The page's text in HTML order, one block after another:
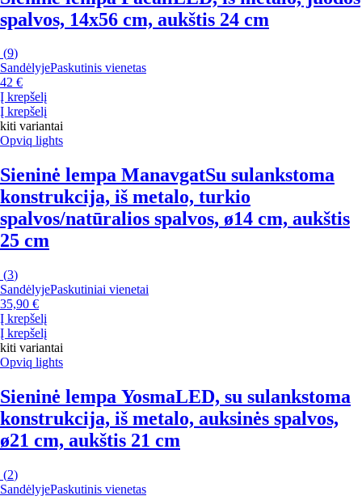
spalvos, 14x56 cm, aukštis 24 cm
(9)
SandėlyjePaskutinis vienetas
42 €
Į krepšelį
Į krepšelį
kiti variantai
Opviq lights
Sieninė lempa ManavgatSu sulankstoma
konstrukcija, iš metalo, turkio
spalvos/natūralios spalvos, ø14 cm, aukštis
25 cm
(3)
SandėlyjePaskutiniai vienetai
35,90 €
Į krepšelį
Į krepšelį
kiti variantai
Opviq lights
Sieninė lempa YosmaLED, su sulankstoma
konstrukcija, iš metalo, auksinės spalvos,
ø21 cm, aukštis 21 cm
(2)
SandėlyjePaskutinis vienetas